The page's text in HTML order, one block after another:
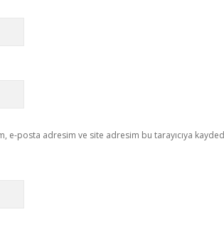
e-posta adresim ve site adresim bu tarayıcıya